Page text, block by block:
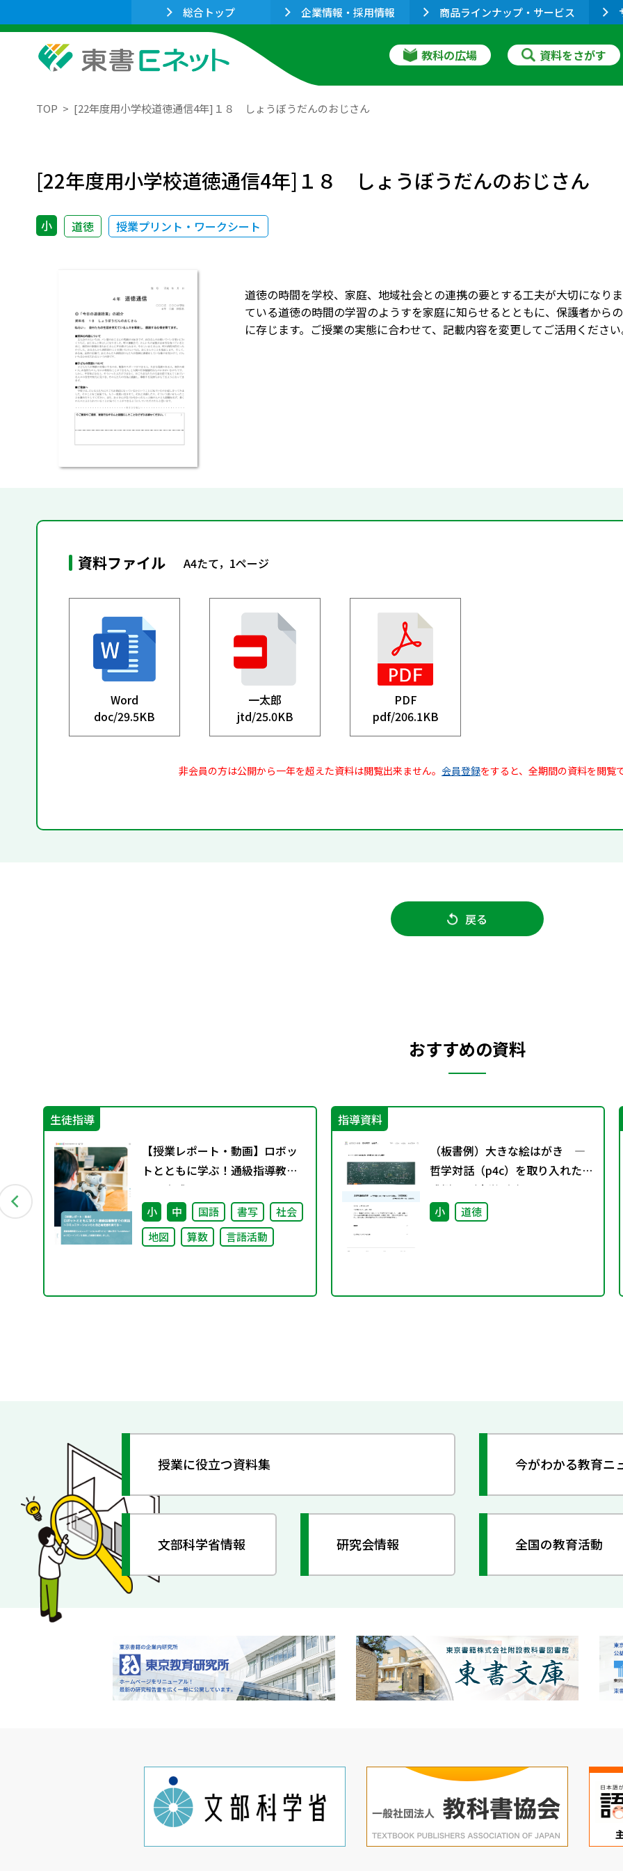
総合トップ 企業情報・採用情報 商品ラインナップ・サービス
教科の広場 資料をさがす
TOP [22年度用小学校道徳通信4年]１８ しょうぼうだんのおじさん
[22年度用小学校道徳通信4年]１８ しょうぼうだんのおじさん
小 道徳 授業プリント・ワークシート
道徳の時間を学校、家庭、地域社会との連携の要とする工夫が大切になり
ている道徳の時間の学習のようすを家庭に知らせるとともに、保護者から
に存じます。ご授業の実態に合わせて、記載内容を変更してご活用ください
資料ファイル A4たて，1ページ
Word
doc/29.5KB
一太郎
jtd/25.0KB
PDF
pdf/206.1KB
非会員の方は公開から一年を超えた資料は閲覧出来ません。 会員登録をすると、全期間の資料を閲覧
戻る
おすすめの資料
生徒指導
【授業レポート・動画】ロボッ
トとともに学ぶ！通級指導教室
での実践～コミュニケーション
力と自己肯定感を育てる～
小 中 国語 書写
社会
地図
算数 言語活動
指導資料
（板書例）大きな絵はがき ―
哲学対話（p4c）を取り入れた実
践例― （小学4年）
小 道徳
授業に役立つ資料集 今がわかる教育ニ
文部科学省情報 研究会情報 全国の教育活動